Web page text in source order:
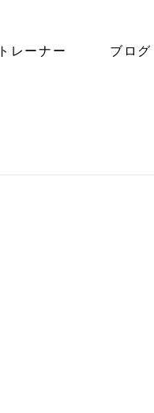
トレーナー ブログ